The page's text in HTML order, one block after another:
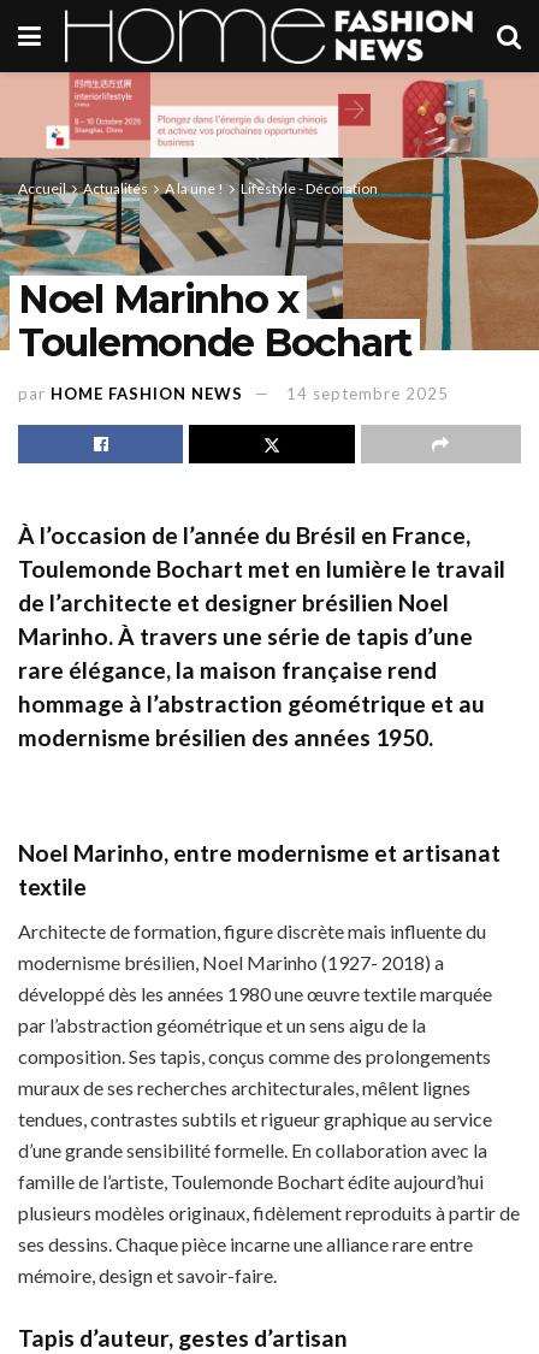
Accueil Actualités A la une ! Lifestyle - Décoration
Noel Marinho x
Toulemonde Bochart
par HOME FASHION NEWS 14 septembre 2025
À l’occasion de l’année du Brésil en France,
Toulemonde Bochart met en lumière le travail
de l’architecte et designer brésilien Noel
Marinho. À travers une série de tapis d’une
rare élégance, la maison française rend
hommage à l’abstraction géométrique et au
modernisme brésilien des années 1950.
Noel Marinho, entre modernisme et artisanat
textile
Architecte de formation, figure discrète mais influente du
modernisme brésilien, Noel Marinho (1927- 2018) a
développé dès les années 1980 une œuvre textile marquée
par l’abstraction géométrique et un sens aigu de la
composition. Ses tapis, conçus comme des prolongements
muraux de ses recherches architecturales, mêlent lignes
tendues, contrastes subtils et rigueur graphique au service
d’une grande sensibilité formelle. En collaboration avec la
famille de l’artiste, Toulemonde Bochart édite aujourd’hui
plusieurs modèles originaux, fidèlement reproduits à partir de
ses dessins. Chaque pièce incarne une alliance rare entre
mémoire, design et savoir-faire.
Tapis d’auteur, gestes d’artisan